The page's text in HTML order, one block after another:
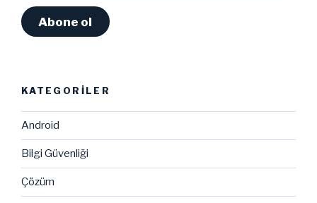
Abone ol
KATEGORILER
Android
Bilgi Güvenliği
Çözüm